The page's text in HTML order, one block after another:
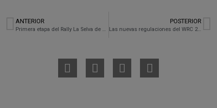
ANTERIOR
Primera etapa del Rally La Selva de Terra: Estrenando el Subaru como coche 0
POSTERIOR
Las nuevas regulaciones del WRC 2027: Una revolución en el mundo del rally